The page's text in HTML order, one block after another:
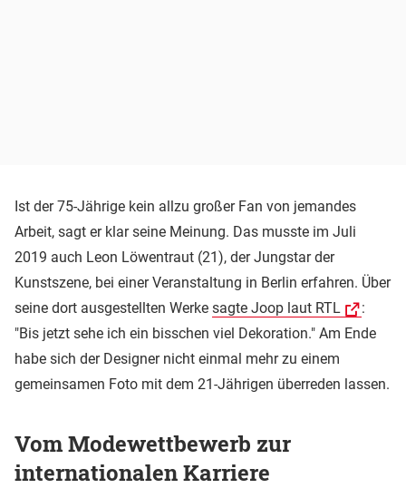
Ist der 75-Jährige kein allzu großer Fan von jemandes
Arbeit, sagt er klar seine Meinung. Das musste im Juli
2019 auch Leon Löwentraut (21), der Jungstar der
Kunstszene, bei einer Veranstaltung in Berlin erfahren. Über
seine dort ausgestellten Werke sagte Joop laut RTL
:
"Bis jetzt sehe ich ein bisschen viel Dekoration." Am Ende
habe sich der Designer nicht einmal mehr zu einem
gemeinsamen Foto mit dem 21-Jährigen überreden lassen.
Vom Modewettbewerb zur
internationalen Karriere